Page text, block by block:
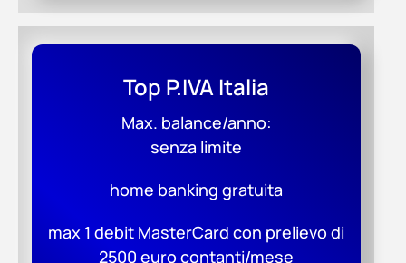
Top P.IVA Italia
Max. balance/anno:
senza limite
home banking gratuita
max 1 debit MasterCard con prelievo di
2500 euro contanti/mese